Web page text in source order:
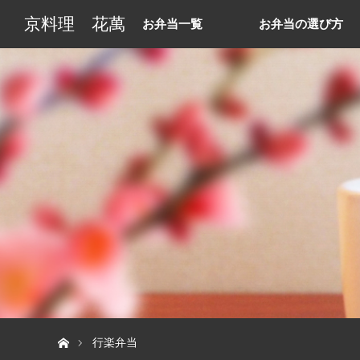
京料理 花萬 お弁当一覧 お弁当の選び方
行楽弁当